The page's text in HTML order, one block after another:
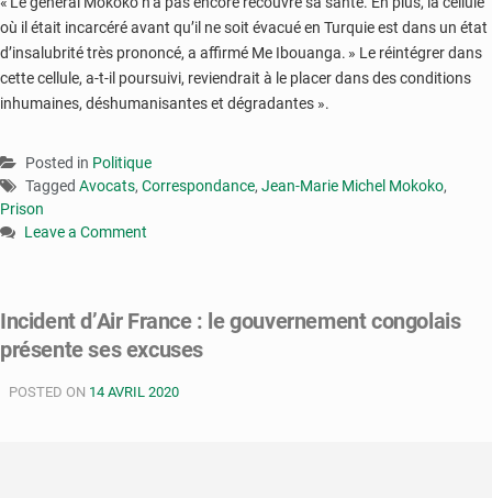
où il était incarcéré avant qu’il ne soit évacué en Turquie est dans un état
d’insalubrité très prononcé, a affirmé Me Ibouanga. » Le réintégrer dans
cette cellule, a-t-il poursuivi, reviendrait à le placer dans des conditions
inhumaines, déshumanisantes et dégradantes ».
Posted in Politique
Tagged Avocats, Correspondance, Jean-Marie Michel Mokoko,
Prison
Leave a Comment
les
avocats
Jean-
Incident d’Air France : le gouvernement congolais
présente ses excuses
POSTED ON 14 AVRIL 2020